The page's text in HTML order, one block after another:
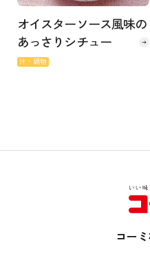
オイスターソース風味の
あっさりシチュー
汁・鍋物
コー